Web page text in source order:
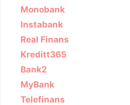
Monobank
Instabank
Real Finans
Kreditt365
Bank2
MyBank
Telefinans